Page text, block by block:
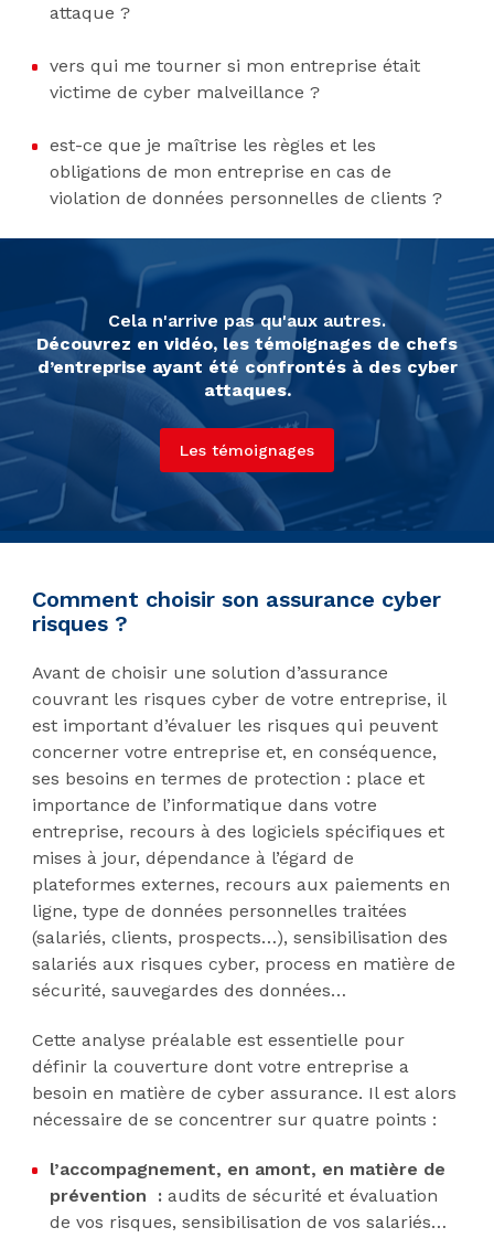
attaque ?
vers qui me tourner si mon entreprise était
victime de cyber malveillance ?
est-ce que je maîtrise les règles et les
obligations de mon entreprise en cas de
violation de données personnelles de clients ?
Cela n'arrive pas qu'aux autres.
Découvrez en vidéo, les témoignages de chefs
d’entreprise ayant été confrontés à des cyber
attaques.
Les témoignages
Comment choisir son assurance cyber
risques ?
Avant de choisir une solution d’assurance
couvrant les risques cyber de votre entreprise, il
est important d’évaluer les risques qui peuvent
concerner votre entreprise et, en conséquence,
ses besoins en termes de protection : place et
importance de l’informatique dans votre
entreprise, recours à des logiciels spécifiques et
mises à jour, dépendance à l’égard de
plateformes externes, recours aux paiements en
ligne, type de données personnelles traitées
(salariés, clients, prospects…), sensibilisation des
salariés aux risques cyber, process en matière de
sécurité, sauvegardes des données…
Cette analyse préalable est essentielle pour
définir la couverture dont votre entreprise a
besoin en matière de cyber assurance. Il est alors
nécessaire de se concentrer sur quatre points :
l’accompagnement, en amont, en matière de
prévention : audits de sécurité et évaluation
de vos risques, sensibilisation de vos salariés…